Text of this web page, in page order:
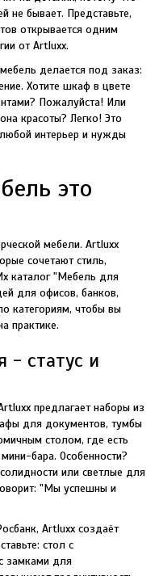
не бывает. Представьте,
открывается одним
от Artluxx.
делается под заказ:
Хотите шкаф в цвете
Пожалуйста! Или
красоты? Легко! Это
интерьер и нужды
это
мебели. Artluxx
сочетают стиль,
каталог "Мебель для
для офисов, банков,
категориям, чтобы вы
практике.
- статус и
предлагает наборы из
для документов, тумбы
столом, где есть
бара. Особенности?
или светлые для
"Мы успешны и
Artluxx создаёт
стол с
замками для